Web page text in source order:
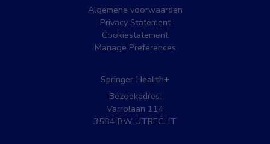
Algemene voorwaarden
Privacy Statement
Cookiestatement
Manage Preferences
Springer Health+
Bezoekadres:
Varrolaan 114
3584 BW UTRECHT